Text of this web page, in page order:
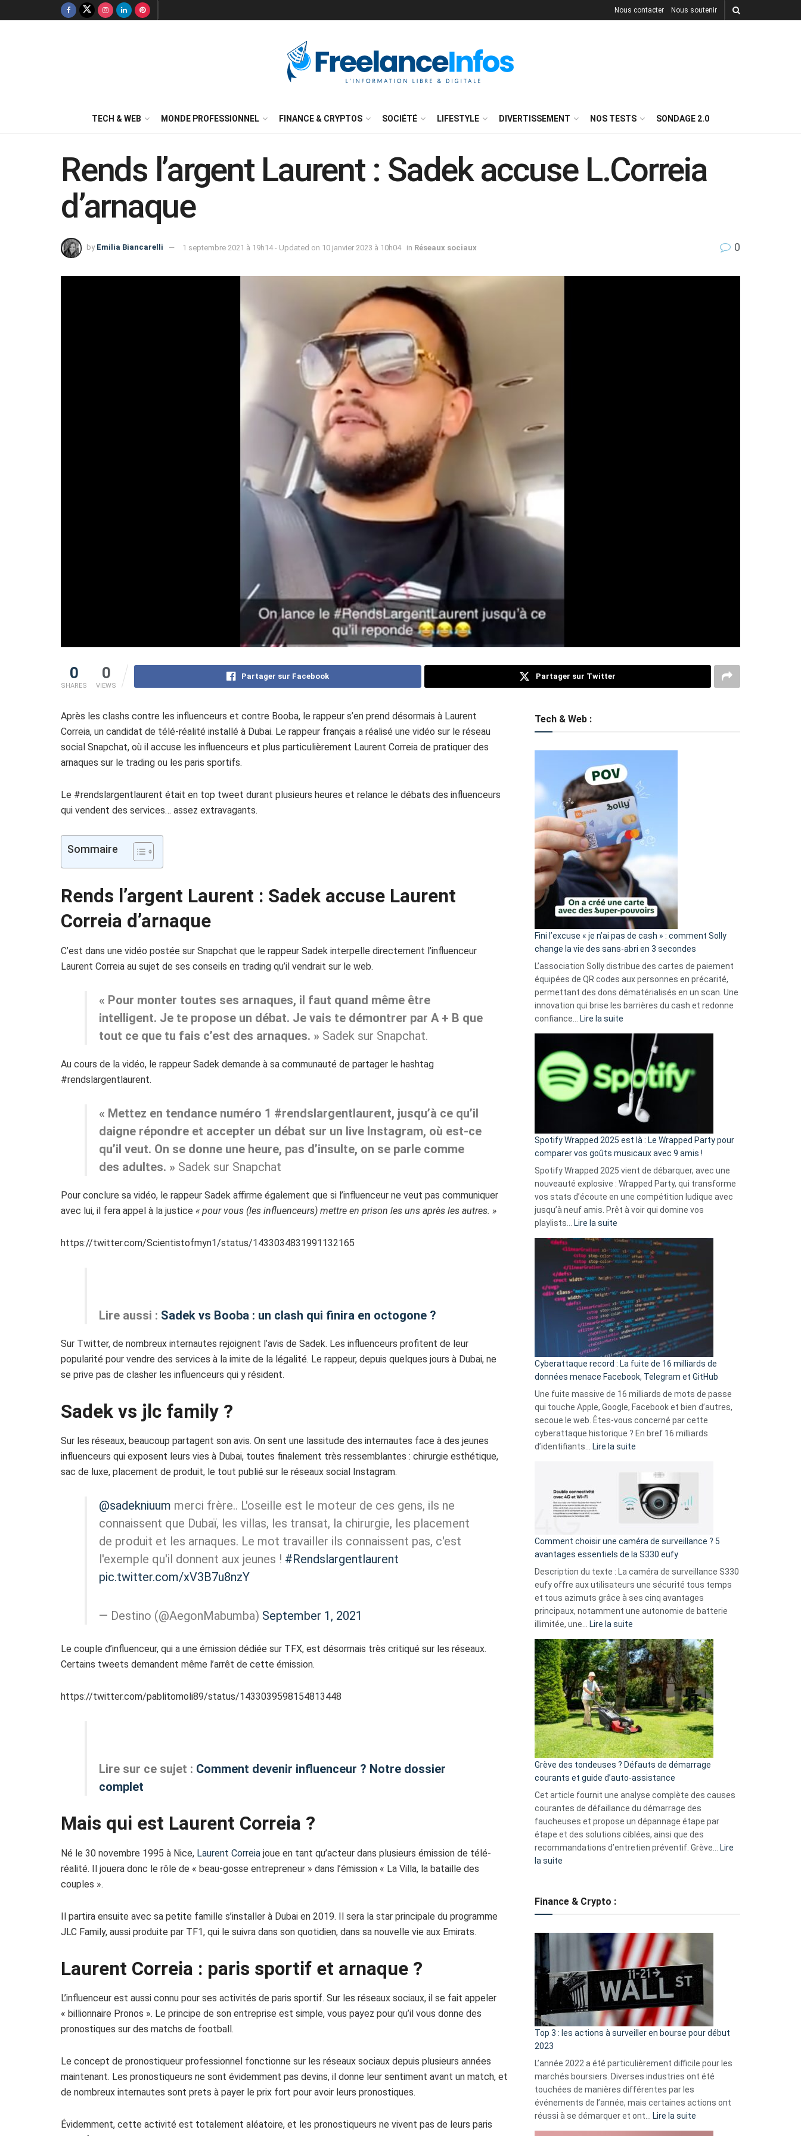
Nous contacter Nous soutenir
TECH & WEB MONDE PROFESSIONNEL FINANCE & CRYPTOS SOCIÉTÉ LIFESTYLE DIVERTISSEMENT NOS TESTS SONDAGE 2.0
Rends l’argent Laurent : Sadek accuse L.Correia
d’arnaque
by Emilia Biancarelli 1 septembre 2021 à 19h14 - Updated on 10 janvier 2023 à 10h04 in Réseaux sociaux 0
0
SHARES
0
VIEWS
Partager sur Facebook Partager sur Twitter
Après les clashs contre les influenceurs et contre Booba, le rappeur s’en prend désormais à Laurent
Correia, un candidat de télé-réalité installé à Dubai. Le rappeur français a réalisé une vidéo sur le réseau
social Snapchat, où il accuse les influenceurs et plus particulièrement Laurent Correia de pratiquer des
arnaques sur le trading ou les paris sportifs.
Le #rendslargentlaurent était en top tweet durant plusieurs heures et relance le débats des influenceurs
qui vendent des services… assez extravagants.
Sommaire
Rends l’argent Laurent : Sadek accuse Laurent
Correia d’arnaque
C’est dans une vidéo postée sur Snapchat que le rappeur Sadek interpelle directement l’influenceur
Laurent Correia au sujet de ses conseils en trading qu’il vendrait sur le web.
« Pour monter toutes ses arnaques, il faut quand même être
intelligent. Je te propose un débat. Je vais te démontrer par A + B que
tout ce que tu fais c’est des arnaques. » Sadek sur Snapchat.
Au cours de la vidéo, le rappeur Sadek demande à sa communauté de partager le hashtag
#rendslargentlaurent.
« Mettez en tendance numéro 1 #rendslargentlaurent, jusqu’à ce qu’il
daigne répondre et accepter un débat sur un live Instagram, où est-ce
qu’il veut. On se donne une heure, pas d’insulte, on se parle comme
des adultes. » Sadek sur Snapchat
Pour conclure sa vidéo, le rappeur Sadek affirme également que si l’influenceur ne veut pas communiquer
avec lui, il fera appel à la justice « pour vous (les influenceurs) mettre en prison les uns après les autres. »
https://twitter.com/Scientistofmyn1/status/1433034831991132165
Lire aussi : Sadek vs Booba : un clash qui finira en octogone ?
Sur Twitter, de nombreux internautes rejoignent l’avis de Sadek. Les influenceurs profitent de leur
popularité pour vendre des services à la imite de la légalité. Le rappeur, depuis quelques jours à Dubai, ne
se prive pas de clasher les influenceurs qui y résident.
Sadek vs jlc family ?
Sur les réseaux, beaucoup partagent son avis. On sent une lassitude des internautes face à des jeunes
influenceurs qui exposent leurs vies à Dubai, toutes finalement très ressemblantes : chirurgie esthétique,
sac de luxe, placement de produit, le tout publié sur le réseaux social Instagram.
@sadekniuum merci frère.. L'oseille est le moteur de ces gens, ils ne
connaissent que Dubaï, les villas, les transat, la chirurgie, les placement
de produit et les arnaques. Le mot travailler ils connaissent pas, c'est
l'exemple qu'il donnent aux jeunes ! #Rendslargentlaurent
pic.twitter.com/xV3B7u8nzY
— Destino (@AegonMabumba) September 1, 2021
Le couple d’influenceur, qui a une émission dédiée sur TFX, est désormais très critiqué sur les réseaux.
Certains tweets demandent même l’arrêt de cette émission.
https://twitter.com/pablitomoli89/status/1433039598154813448
Lire sur ce sujet : Comment devenir influenceur ? Notre dossier
complet
Mais qui est Laurent Correia ?
Né le 30 novembre 1995 à Nice, Laurent Correia joue en tant qu’acteur dans plusieurs émission de télé-
réalité. Il jouera donc le rôle de « beau-gosse entrepreneur » dans l’émission « La Villa, la bataille des
couples ».
Il partira ensuite avec sa petite famille s’installer à Dubai en 2019. Il sera la star principale du programme
JLC Family, aussi produite par TF1, qui le suivra dans son quotidien, dans sa nouvelle vie aux Emirats.
Laurent Correia : paris sportif et arnaque ?
L’influenceur est aussi connu pour ses activités de paris sportif. Sur les réseaux sociaux, il se fait appeler
« billionnaire Pronos ». Le principe de son entreprise est simple, vous payez pour qu’il vous donne des
pronostiques sur des matchs de football.
Le concept de pronostiqueur professionnel fonctionne sur les réseaux sociaux depuis plusieurs années
maintenant. Les pronostiqueurs ne sont évidemment pas devins, il donne leur sentiment avant un match, et
de nombreux internautes sont prets à payer le prix fort pour avoir leurs pronostiques.
Évidemment, cette activité est totalement aléatoire, et les pronostiqueurs ne vivent pas de leurs paris
Tech & Web :
Fini l’excuse « je n’ai pas de cash » : comment Solly
change la vie des sans-abri en 3 secondes
L’association Solly distribue des cartes de paiement
équipées de QR codes aux personnes en précarité,
permettant des dons dématérialisés en un scan. Une
innovation qui brise les barrières du cash et redonne
confiance…
Lire la suite
l’excuse
je
n’ai
pas
de
cash
»
Solly
change
la
vie
sans-
abri
en
3
secondes
Spotify Wrapped 2025 est là : Le Wrapped Party pour
comparer vos goûts musicaux avec 9 amis !
Spotify Wrapped 2025 vient de débarquer, avec une
nouveauté explosive : Wrapped Party, qui transforme
vos stats d’écoute en une compétition ludique avec
jusqu’à neuf amis. Prêt à voir qui domine vos
playlists…
Lire la suite
Wrapped
2025
est
:
Le
Wrapped
Party
pour
comparer
vos
goûts
musicaux
avec
9
amis
Cyberattaque record : La fuite de 16 milliards de
données menace Facebook, Telegram et GitHub
Une fuite massive de 16 milliards de mots de passe
qui touche Apple, Google, Facebook et bien d’autres,
secoue le web. Êtes-vous concerné par cette
cyberattaque historique ? En bref 16 milliards
d’identifiants…
Lire la suite
record
La
fuite
16
milliards
données
menace
Facebook,
Telegram
GitHub
Comment choisir une caméra de surveillance ? 5
avantages essentiels de la S330 eufy
Description du texte : La caméra de surveillance S330
eufy offre aux utilisateurs une sécurité tous temps
et tous azimuts grâce à ses cinq avantages
principaux, notamment une autonomie de batterie
illimitée, une…
Lire la suite
choisir
une
caméra
de
surveillance
?
5
avantages
essentiels
de
la
S330
eufy
Grève des tondeuses ? Défauts de démarrage
courants et guide d’auto-assistance
Cet article fournit une analyse complète des causes
courantes de défaillance du démarrage des
faucheuses et propose un dépannage étape par
étape et des solutions ciblées, ainsi que des
recommandations d’entretien préventif. Grève…
Lire
la suite
tondeuses
démarrage
courants
et
guide
d’auto-
assistance
Finance & Crypto :
Top 3 : les actions à surveiller en bourse pour début
2023
L’année 2022 a été particulièrement difficile pour les
marchés boursiers. Diverses industries ont été
touchées de manières différentes par les
événements de l’année, mais certaines actions ont
réussi à se démarquer et ont…
Lire la suite